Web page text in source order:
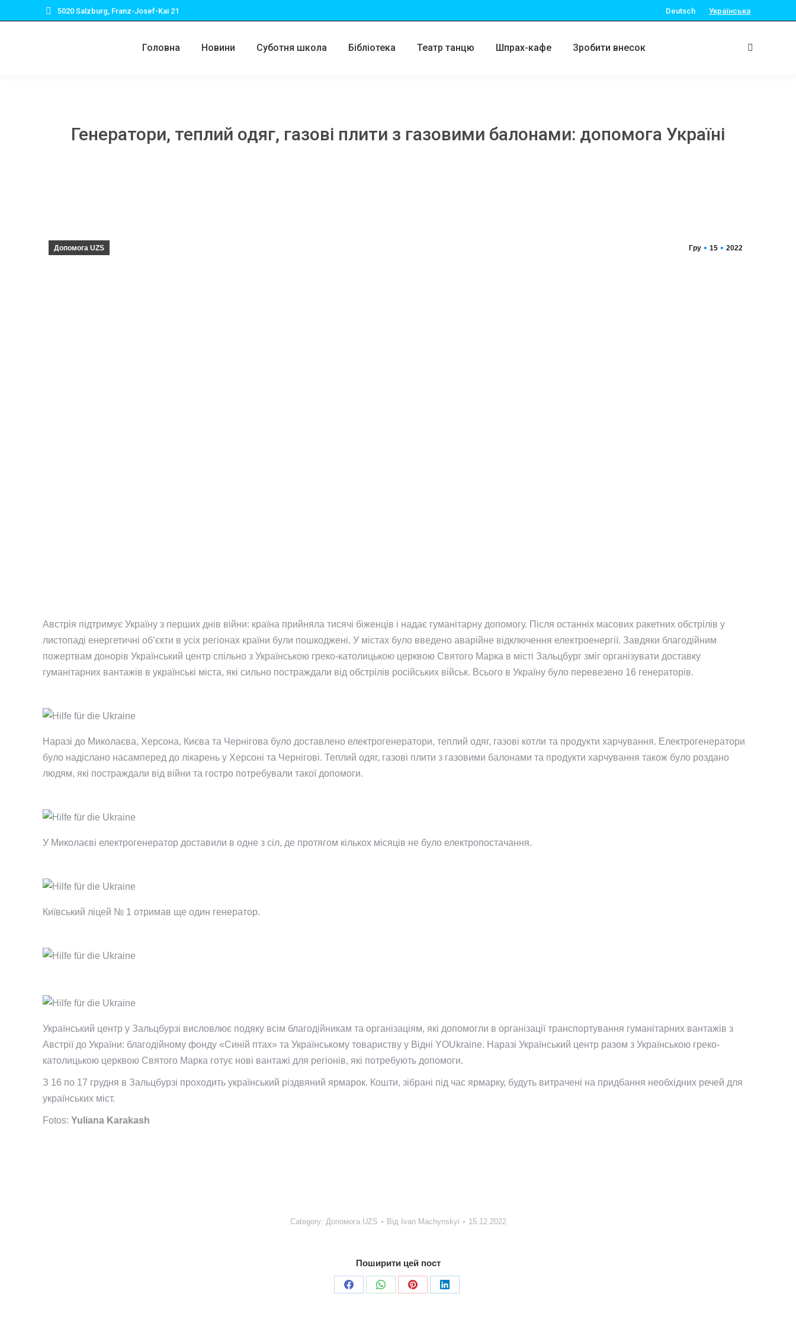
5020 Salzburg, Franz-Josef-Kai 21 Deutsch Українська
Головна Новини Суботня школа Бібліотека Театр танцю Шпрах-кафе Зробити внесок Search:
Генератори, теплий одяг, газові плити з газовими балонами: допомога Україні
Гру 15 2022
Допомога UZS
Австрія підтримує Україну з перших днів війни: країна прийняла тисячі біженців і надає гуманітарну допомогу. Після останніх масових ракетних обстрілів у
листопаді енергетичні об’єкти в усіх регіонах країни були пошкоджені. У містах було введено аварійне відключення електроенергії. Завдяки благодійним
пожертвам донорів Український центр спільно з Українською греко-католицькою церквою Святого Марка в місті Зальцбург зміг організувати доставку
гуманітарних вантажів в українські міста, які сильно постраждали від обстрілів російських військ. Всього в Україну було перевезено 16 генераторів.
Наразі до Миколаєва, Херсона, Києва та Чернігова було доставлено електрогенератори, теплий одяг, газові котли та продукти харчування. Електрогенератори
було надіслано насамперед до лікарень у Херсоні та Чернігові. Теплий одяг, газові плити з газовими балонами та продукти харчування також було роздано
людям, які постраждали від війни та гостро потребували такої допомоги.
У Миколаєві електрогенератор доставили в одне з сіл, де протягом кількох місяців не було електропостачання.
Київський ліцей № 1 отримав ще один генератор.
Український центр у Зальцбурзі висловлює подяку всім благодійникам та організаціям, які допомогли в організації транспортування гуманітарних вантажів з
Австрії до України: благодійному фонду «Синій птах» та Українському товариству у Відні YOUkraine. Наразі Український центр разом з Українською греко-
католицькою церквою Святого Марка готує нові вантажі для регіонів, які потребують допомоги.
З 16 по 17 грудня в Зальцбурзі проходить український різдвяний ярмарок. Кошти, зібрані під час ярмарку, будуть витрачені на придбання необхідних речей для
українських міст.
Fotos: Yuliana Karakash
Category: Допомога UZS Від Ivan Machynskyi 15.12.2022
Поширити цей пост
Share
Share
Share
Share